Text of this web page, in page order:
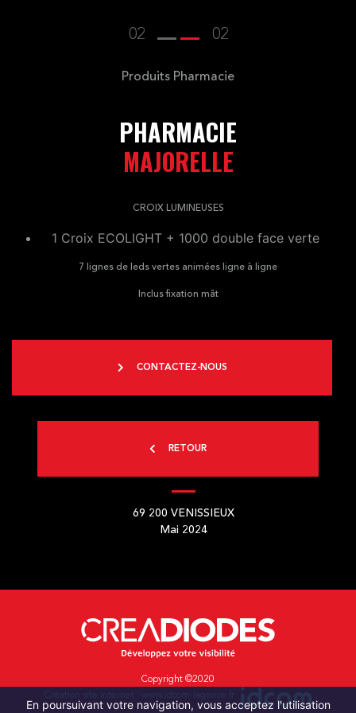
02 02
Produits Pharmacie
PHARMACIE
MAJORELLE
CROIX LUMINEUSES
1 Croix ECOLIGHT + 1000 double face verte
7 lignes de leds vertes animées ligne à ligne
Inclus fixation mât
CONTACTEZ-NOUS
RETOUR
69 200 VENISSIEUX
Mai 2024
Copyright ©2020
En poursuivant votre navigation, vous acceptez l'utilisation